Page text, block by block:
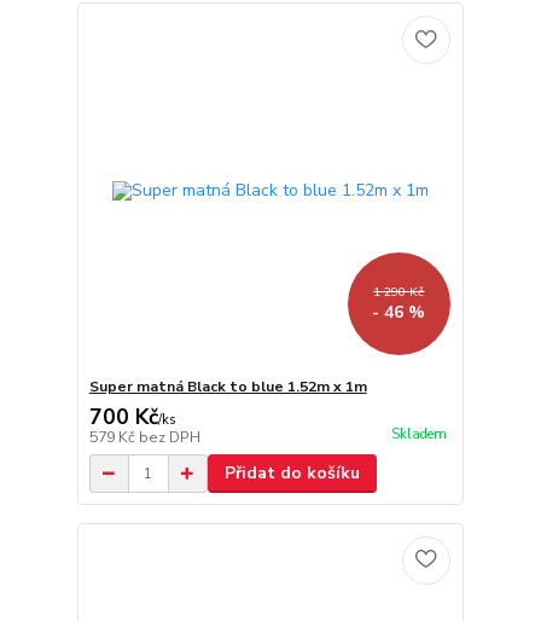
1 290 Kč
- 46 %
Super matná Black to blue 1.52m x 1m
700 Kč/ks
579 Kč bez DPH Skladem
Přidat do košíku